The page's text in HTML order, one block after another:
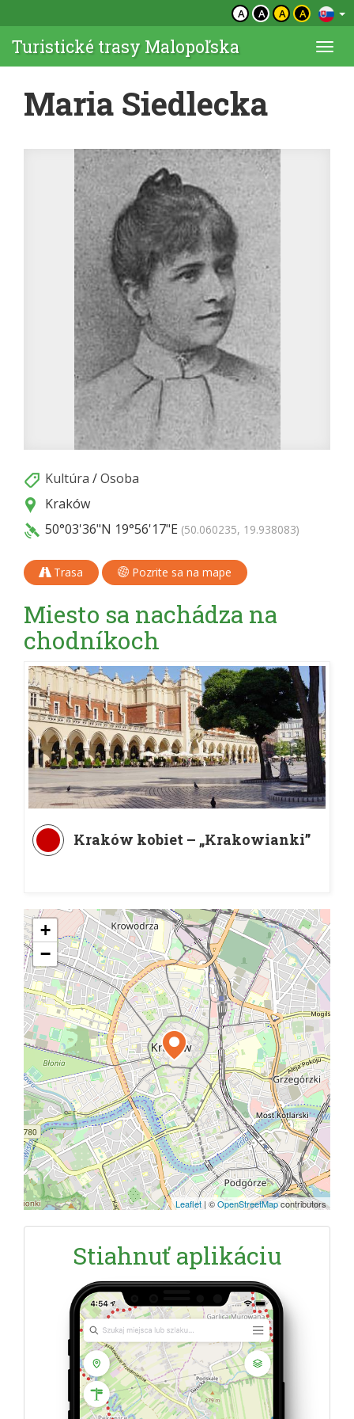
A A A A
Turistické trasy Malopoľska
Maria Siedlecka
Kultúra /Osoba
Kraków
50°03'36"N 19°56'17"E (50.060235, 19.938083)
Trasa Pozrite sa na mape
Miesto sa nachádza na
chodníkoch
Kraków kobiet – „Krakowianki”
+
−
Leaflet | ©OpenStreetMapcontributors
Stiahnuť aplikáciu